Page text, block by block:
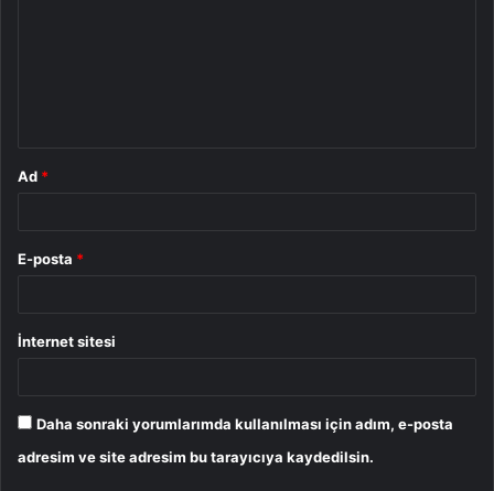
Ad *
E-posta *
İnternet sitesi
Daha sonraki yorumlarımda kullanılması için adım, e-posta
adresim ve site adresim bu tarayıcıya kaydedilsin.